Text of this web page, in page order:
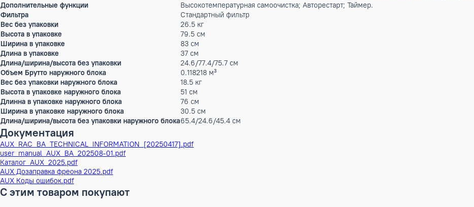
Max.длина магистрали
15,0 м
Перепад высот
10,0 м
Диаметр труб (жидкость)
6,35 (1/4) мм (дюйм)
Диаметр труб (газ)
Тип хладагента
Диапазон наружных температур, охлаждение
-15…+48°С
Диапазон наружных температур, обогрев
-15…+32°С
Объем Брутто
0.0875235 м³
Рабочий ток обогрев
Особенности управления (в комплекте)
Особенности управления (опционально)
Wi-Fi
Особенности (основные)
Режим «Soft»; Пульт ДУ с подсветкой; Высокотемпературная самоочистка.
Дополнительные режимы
Дополнительные функции
Фильтра
Вес без упаковки
Высота в упаковке
Ширина в упаковке
Длина в упаковке